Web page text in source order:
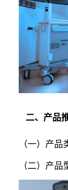
二、产品
（一）产
（二）产